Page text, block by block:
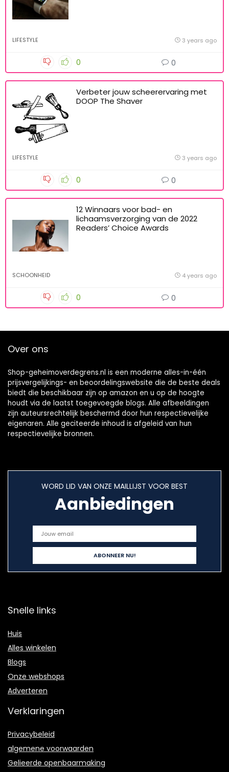
LIFESTYLE 3 years ago
0 0
Verbeter jouw scheerervaring met
DOOP The Shaver
LIFESTYLE 3 years ago
0 0
12 Winnaars voor bad- en
lichaamsverzorging van de 2022
Readers’ Choice Awards
SCHOONHEID 4 years ago
0 0
Over ons
Shop-geheimoverdegrens.nl is een moderne alles-in-één
prijsvergelijkings- en beoordelingswebsite die de beste deals
biedt die beschikbaar zijn op amazon en u op de hoogte
houdt via de laatst toegevoegde blogs. Alle afbeeldingen
zijn auteursrechtelijk beschermd door hun respectievelijke
eigenaren. Alle geciteerde inhoud is afgeleid van hun
respectievelijke bronnen.
WORD LID VAN ONZE MAILLIJST VOOR BEST
Aanbiedingen
Snelle links
Huis
Alles winkelen
Blogs
Onze webshops
Adverteren
Verklaringen
Privacybeleid
algemene voorwaarden
Gelieerde openbaarmaking